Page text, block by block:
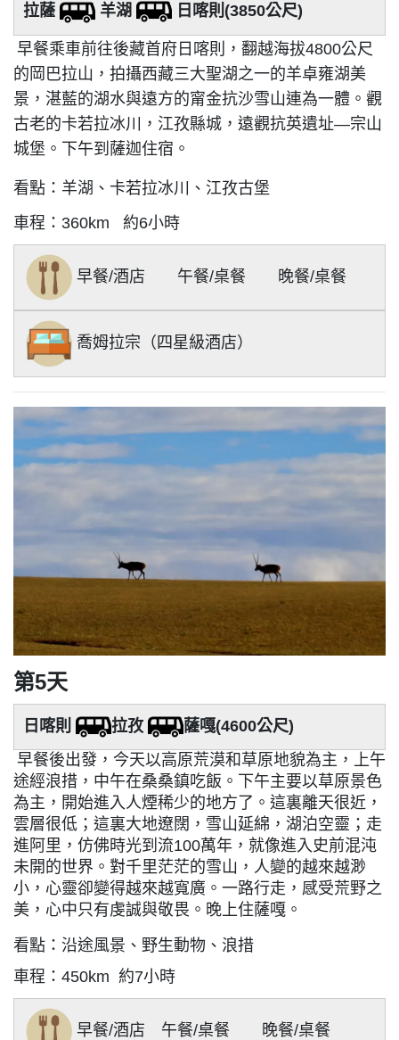
拉薩 羊湖 日喀則(3850公尺)
早餐乘車前往後藏首府日喀則，翻越海拔4800公尺
的岡巴拉山，拍攝西藏三大聖湖之一的羊卓雍湖美
景，湛藍的湖水與遠方的甯金抗沙雪山連為一體。觀
古老的卡若拉冰川，江孜縣城，遠觀抗英遺址—宗山
城堡。下午到薩迦住宿。
看點：羊湖、卡若拉冰川、江孜古堡
車程：360km 約6小時
早餐/酒店 午餐/桌餐 晚餐/桌餐
喬姆拉宗（四星級酒店）
第5天
日喀則 拉孜
薩嘎(4600公尺)
早餐後出發，今天以高原荒漠和草原地貌為主，上午
途經浪措，中午在桑桑鎮吃飯。下午主要以草原景色
為主，開始進入人煙稀少的地方了。這裏離天很近，
雲層很低；這裏大地遼闊，雪山延綿，湖泊空靈；走
進阿里，仿佛時光到流100萬年，就像進入史前混沌
未開的世界。對千里茫茫的雪山，人變的越來越渺
小，心靈卻變得越來越寬廣。一路行走，感受荒野之
美，心中只有虔誠與敬畏。晚上住薩嘎。
看點：沿途風景、野生動物、浪措
車程：450km 約7小時
早餐/酒店 午餐/桌餐 晚餐/桌餐